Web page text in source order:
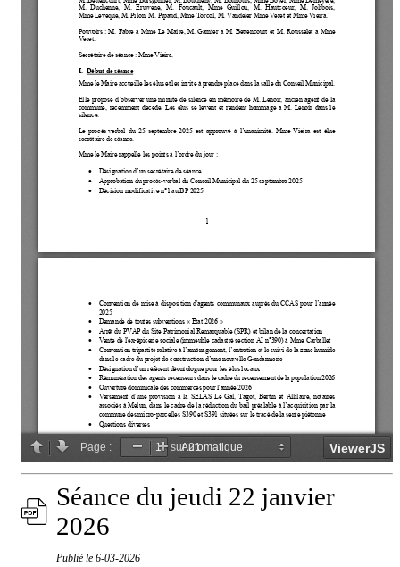
Séance du jeudi 22 janvier
2026
Publié le 6-03-2026